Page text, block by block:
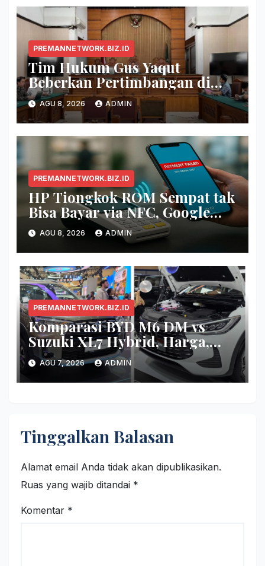
PREMANNETWORK.BIZ.ID
Tim Hukum Gus Yaqut
Beberkan Pertimbangan di
Balik Pembagian Tambahan
Kuota Haji 2024
AGU 8, 2026 ADMIN
PREMANNETWORK.BIZ.ID
HP Tiongkok ROM Sempat tak
Bisa Bayar via NFC, Google
Wallet Disorot
AGU 8, 2026 ADMIN
PREMANNETWORK.BIZ.ID
Komparasi BYD M6 DM vs
Suzuki XL7 Hybrid, Harga,
Fitur, dan Seberapa Irit?
AGU 7, 2026 ADMIN
Tinggalkan Balasan
Alamat email Anda tidak akan dipublikasikan.
Ruas yang wajib ditandai *
Komentar *